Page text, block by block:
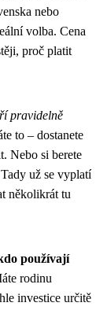
nebo
volba. Cena
proč platit
pravidelně
to – dostanete
Nebo si berete
už se vyplatí
několikrát tu
používají
rodinu
investice určitě